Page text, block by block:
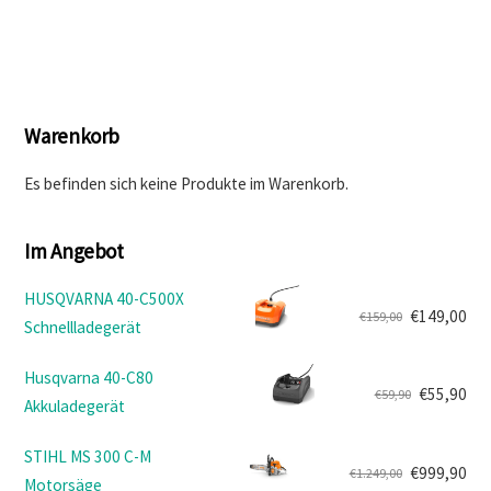
Warenkorb
Es befinden sich keine Produkte im Warenkorb.
Im Angebot
HUSQVARNA 40-C500X
Schnellladegerät
€159,00
Ursprünglicher
war:
€159,00
€149,00
Aktueller
ist:
€149,00.
Husqvarna 40-C80
Akkuladegerät
€59,90
Ursprünglicher
war:
€55,90
Aktueller
ist:
STIHL MS 300 C-M
Motorsäge
€1.249,00
Ursprünglicher
€999,90
Aktueller